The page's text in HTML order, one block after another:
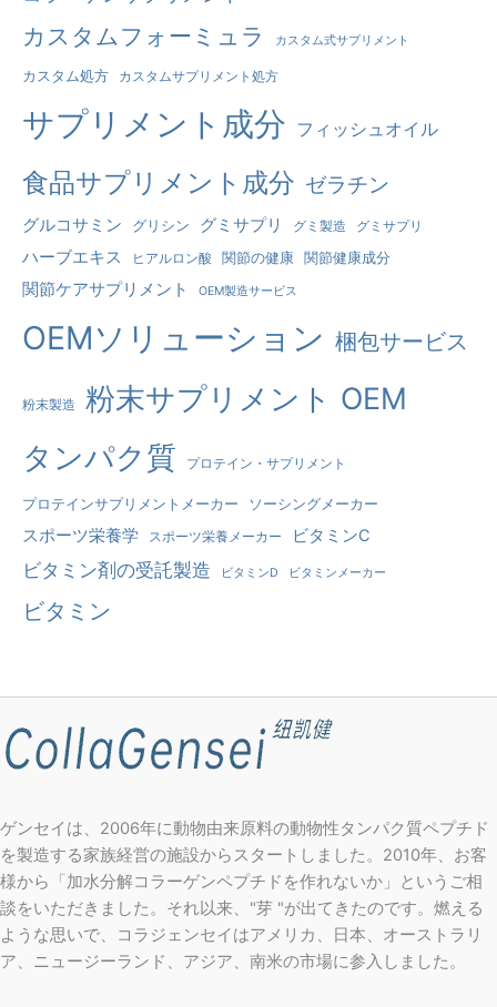
：
カスタムフォーミュラ カスタム式サプリメント
カスタム処方 カスタムサプリメント処方
サプリメント成分 フィッシュオイル
食品サプリメント成分 ゼラチン
グルコサミン グリシン グミサプリ グミ製造 グミサプリ
ハーブエキス ヒアルロン酸 関節の健康 関節健康成分
関節ケアサプリメント OEM製造サービス
OEMソリューション 梱包サービス
粉末製造 粉末サプリメント OEM
タンパク質 プロテイン・サプリメント
プロテインサプリメントメーカー ソーシングメーカー
スポーツ栄養学 スポーツ栄養メーカー ビタミンC
ビタミン剤の受託製造 ビタミンD ビタミンメーカー
ビタミン
ゲンセイは、2006年に動物由来原料の動物性タンパク質ペプチド
を製造する家族経営の施設からスタートしました。2010年、お客
様から「加水分解コラーゲンペプチドを作れないか」というご相
談をいただきました。それ以来、"芽 "が出てきたのです。燃える
ような思いで、コラジェンセイはアメリカ、日本、オーストラリ
ア、ニュージーランド、アジア、南米の市場に参入しました。